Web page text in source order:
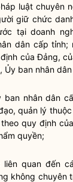
luật chuyên
giữ chức
tại doanh
dân cấp tỉnh;
của Đảng,
, Ủy ban nhân dân
ban nhân dân
quản lý
quy định
quyền;
quan đến
không chuyên